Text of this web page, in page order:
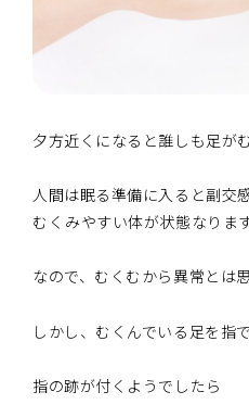
夕方近くになると誰しも足が
人間は眠る準備に入ると副交
むくみやすい体が状態なりま
なので、むくむから異常とは
しかし、むくんでいる足を指
指の跡が付くようでしたら